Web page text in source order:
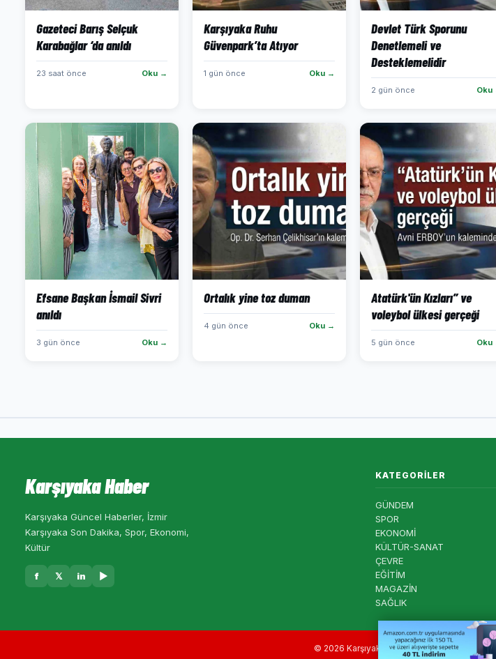
Gazeteci Barış Selçuk
Karabağlar ‘da anıldı
23 saat önce Oku →
Karşıyaka Ruhu
Güvenpark’ta Atıyor
1 gün önce Oku →
Devlet Türk Sporunu
Denetlemeli ve
Desteklemelidir
2 gün önce Oku
Efsane Başkan İsmail Sivri
anıldı
3 gün önce Oku →
Ortalık yine toz duman
4 gün önce Oku →
Atatürk'ün Kızları” ve
voleybol ülkesi gerçeği
5 gün önce Oku
Karşıyaka Haber
Karşıyaka Güncel Haberler, İzmir
Karşıyaka Son Dakika, Spor, Ekonomi,
Kültür
f 𝕏 in ▶
KATEGORILER
GÜNDEM
SPOR
EKONOMİ
KÜLTÜR-SANAT
ÇEVRE
EĞİTİM
MAGAZİN
SAĞLIK
© 2026 Karşıyaka Haber — Tüm hakları